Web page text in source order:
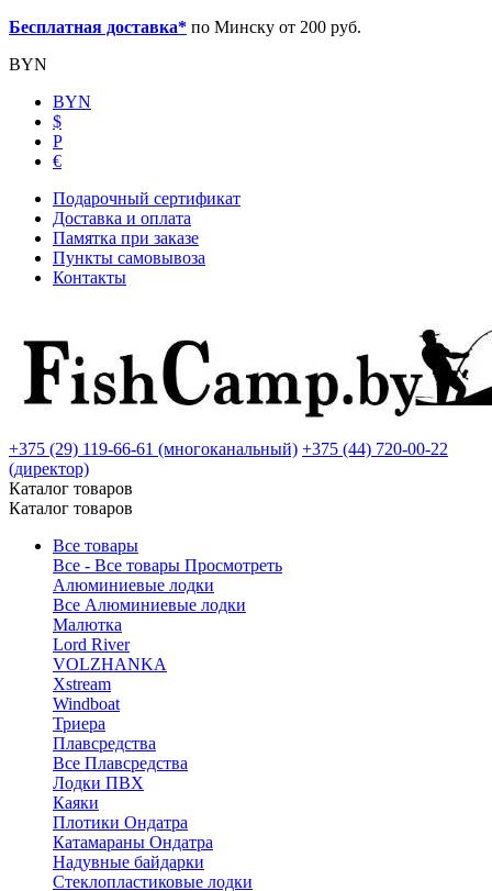
Бесплатная доставка* по Минску от 200 руб.
BYN
BYN
$
Р
€
Подарочный сертификат
Доставка и оплата
Памятка при заказе
Пункты самовывоза
Контакты
+375 (29) 119-66-61 (многоканальный) +375 (44) 720-00-22
(директор)
Каталог товаров
Каталог товаров
Все товары
Все - Все товары Просмотреть
Алюминиевые лодки
Все Алюминиевые лодки
Малютка
Lord River
VOLZHANKA
Xstream
Windboat
Триера
Плавсредства
Все Плавсредства
Лодки ПВХ
Каяки
Плотики Ондатра
Катамараны Ондатра
Надувные байдарки
Стеклопластиковые лодки